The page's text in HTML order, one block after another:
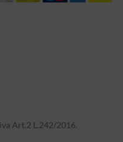
Art.2 L.242/2016.